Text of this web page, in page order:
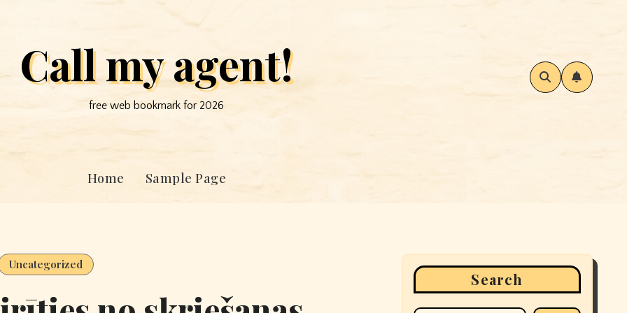
Call my agent!
free web bookmark for 2026
Home Sample Page
Uncategorized
Search